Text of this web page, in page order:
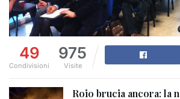
49
Condivisioni
975
Visite
Roio brucia ancora: la